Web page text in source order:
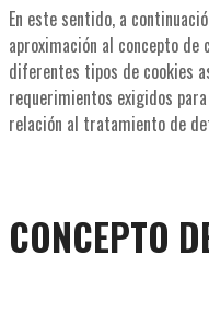
En este sentido, a
aproximación al concepto de
diferentes tipos de cookies
requerimientos exigidos
relación al tratamiento de
CONCEPTO